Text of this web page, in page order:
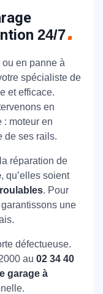
24/7
en panne à
spécialiste de
et efficace.
en
: moteur en
de ses rails.
réparation de
, qu’elles soient
. Pour
une
défectueuse.
au 02 34 40
garage à